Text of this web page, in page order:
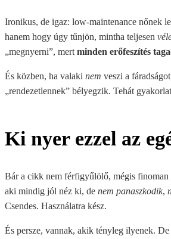
Ironikus, de igaz: low-maintenance nőnek
hanem hogy úgy tűnjön, mintha teljesen
„megnyerni”, mert minden erőfeszítés
És közben, ha valaki nem veszi a
„rendezetlennek” bélyegzik. Tehát
Ki nyer ezzel az
Bár a cikk nem férfigyűlölő, mégis finoman
aki mindig jól néz ki, de nem panaszkodik,
Csendes. Használatra kész.
És persze, vannak, akik tényleg ilyenek.